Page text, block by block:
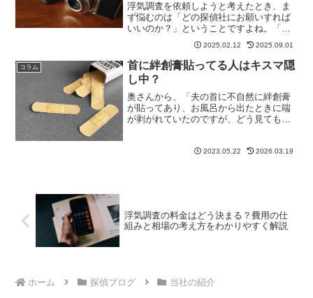
浮気調査を依頼しようと考えたとき、ま
ず悩むのは「どの探偵社にお願いすれば
いいのか？」ということですよね。「探
偵 選び方」で検索すると、主に以下のよ
うな判断基準が書かれていたと思いま
す。探偵業届出証があるか安すぎないか
行政処分を受けていないか...
2025.02.12 2025.09.01
コラム
首に絆創膏貼ってる人はキスマ隠
し中？
奥さんから、「夫の首に不自然に絆創膏
が貼ってあり、お風呂から出たときに端
が剥がれていたのですが、どう見てもキ
か抑え、絆創膏の事を聞いてみました。
2023.05.22 2026.03.19
浮気調査の料金はどう決まる？費用の仕
組みと相場の考え方をわかりやすく解説
ホーム 探偵ブログ 当社の紹介